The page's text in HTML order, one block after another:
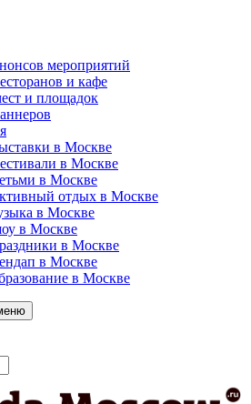
мероприятий
и кафе
и площадок
в Москве
в Москве
в Москве
отдых в Москве
в Москве
в Москве
в Москве
в Москве
в Москве